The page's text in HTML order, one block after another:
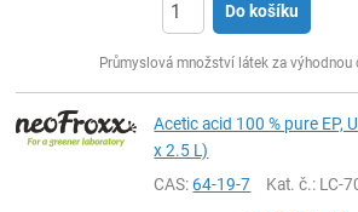
Do košíku
Průmyslová množství látek za výhodnou
Acetic acid 100 % pure EP,
x 2.5 L)
CAS:64-19-7 Kat. č.: LC-